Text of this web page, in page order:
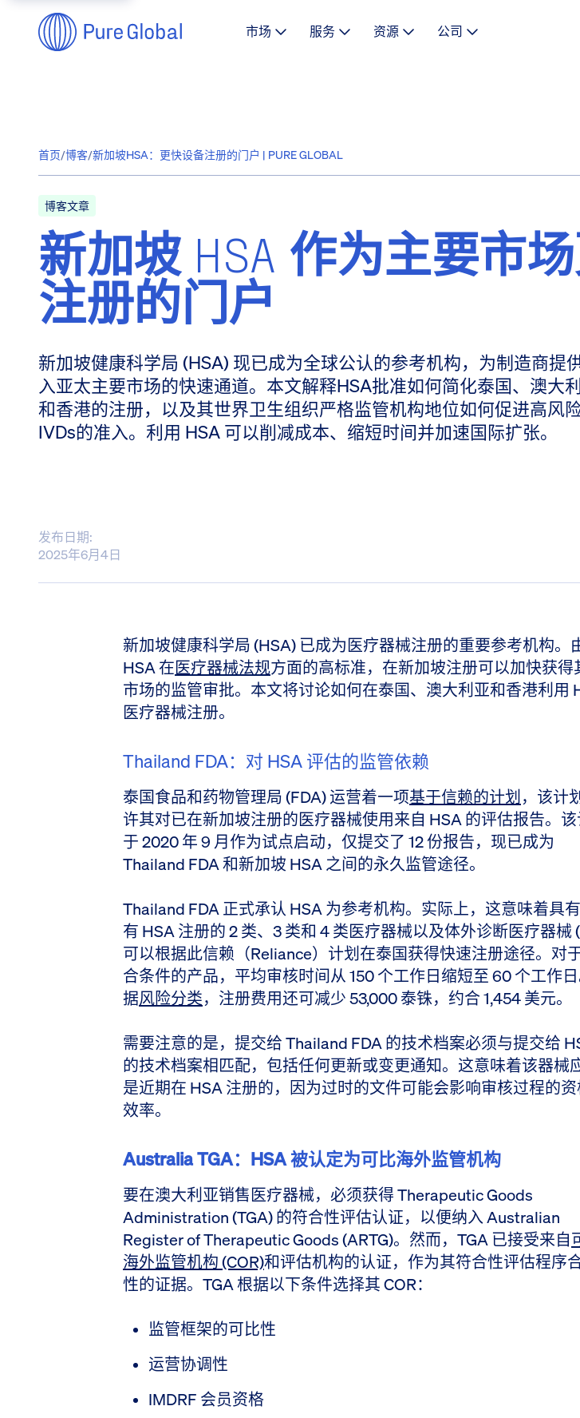
市场 服务 资源 公司
首页/博客/新加坡HSA：更快设备注册的门户 | PURE GLOBAL
博客文章
新加坡 HSA 作为主要市
注册的门户
新加坡健康科学局 (HSA) 现已成为全球公认的参考机构，为制造商提
入亚太主要市场的快速通道。本文解释HSA批准如何简化泰国、澳大
和香港的注册，以及其世界卫生组织严格监管机构地位如何促进高风
IVDs的准入。利用 HSA 可以削减成本、缩短时间并加速国际扩张。
发布日期:
2025年6月4日
新加坡健康科学局 (HSA) 已成为医疗器械注册的重要参考机构。
HSA 在医疗器械法规方面的高标准，在新加坡注册可以加快获得
市场的监管审批。本文将讨论如何在泰国、澳大利亚和香港利用
医疗器械注册。
Thailand FDA：对 HSA 评估的监管依赖
泰国食品和药物管理局 (FDA) 运营着一项基于信赖的计划 ，该计
许其对已在新加坡注册的医疗器械使用来自 HSA 的评估报告。该
于 2020 年 9 月作为试点启动，仅提交了 12 份报告，现已成为
Thailand FDA 和新加坡 HSA 之间的永久监管途径。
Thailand FDA 正式承认 HSA 为参考机构。实际上，这意味着具
有 HSA 注册的 2 类、3 类和 4 类医疗器械以及体外诊断医疗器械
可以根据此信赖（Reliance）计划在泰国获得快速注册途径。对
合条件的产品，平均审核时间从 150 个工作日缩短至 60 个工作
据风险分类，注册费用还可减少 53,000 泰铢，约合 1,454 美元。
需要注意的是，提交给 Thailand FDA 的技术档案必须与提交给
的技术档案相匹配，包括任何更新或变更通知。这意味着该器械
是近期在 HSA 注册的，因为过时的文件可能会影响审核过程的资
效率。
Australia TGA：HSA 被认定为可比海外监管机构
要在澳大利亚销售医疗器械，必须获得 Therapeutic Goods
Administration (TGA) 的符合性评估认证，以便纳入 Australian
Register of Therapeutic Goods (ARTG)。然而，TGA 已接受来自
海外监管机构 (COR)和评估机构的认证，作为其符合性评估程序
性的证据。TGA 根据以下条件选择其 COR：
监管框架的可比性
运营协调性
IMDRF 会员资格